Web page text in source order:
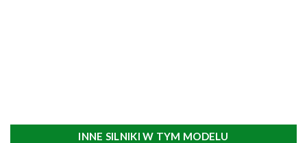
INNE SILNIKI W TYM MODELU